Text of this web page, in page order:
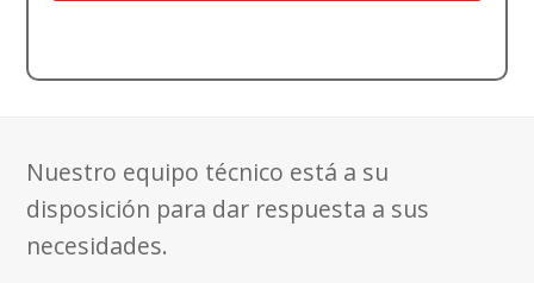
Nuestro equipo técnico está a su
disposición para dar respuesta a sus
necesidades.